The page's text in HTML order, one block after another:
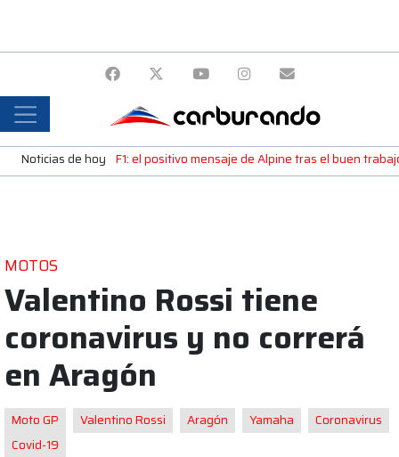
Noticias de hoy F1: el positivo mensaje de Alpine tras el buen
MOTOS
Valentino Rossi tiene
coronavirus y no correrá
en Aragón
Moto GP Valentino Rossi Aragón Yamaha
Coronavirus
Covid-19